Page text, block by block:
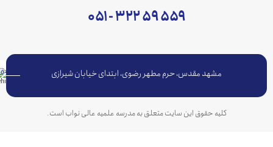
مشهد مقدس، حرم مطهر رضوی، ابتدای خیابان شیرازی
کلیه حقوق این سایت متعلق به مدرسه علمیه عالی نواب است.